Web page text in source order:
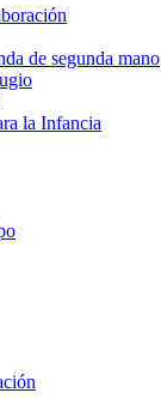
de segunda mano
la Infancia